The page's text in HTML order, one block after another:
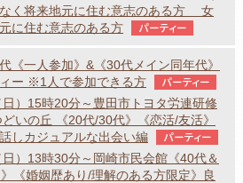
く将来地元に住む意志のある方 女
に住む意志のある方
パーティー
《一人参加》&《30代メイン同年代》
ー ※1人で参加できる方
パーティー
）15時20分～豊田市トヨタ労連研修
いの丘 《20代/30代》《恋活/友活》
しカジュアルな出会い編
パーティー
）13時30分～岡崎市民会館《40代＆
《婚姻歴あり/理解のある方限定》良